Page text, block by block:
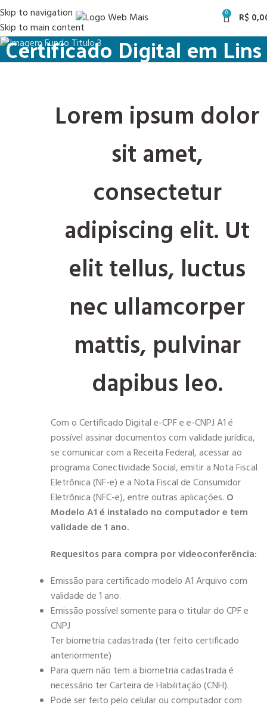
Skip to navigation
Skip to main content
0 R$
Certificado Digital em Lins
Lorem ipsum dolor
sit amet,
consectetur
adipiscing elit. Ut
elit tellus, luctus
nec ullamcorper
mattis, pulvinar
dapibus leo.
Com o Certificado Digital e-CPF e e-CNPJ A1 é
possível assinar documentos com validade jurídica,
se comunicar com a Receita Federal, acessar ao
programa Conectividade Social, emitir a Nota Fiscal
Eletrônica (NF-e) e a Nota Fiscal de Consumidor
Eletrônica (NFC-e), entre outras aplicações. O
Modelo A1 é instalado no computador e tem
validade de 1 ano.
Requesitos para compra por videoconferência:
Emissão para certificado modelo A1 Arquivo com
validade de 1 ano.
Emissão possível somente para o titular do CPF e
CNPJ
Ter biometria cadastrada (ter feito certificado
anteriormente)
Para quem não tem a biometria cadastrada é
necessário ter Carteira de Habilitação (CNH).
Pode ser feito pelo celular ou computador com